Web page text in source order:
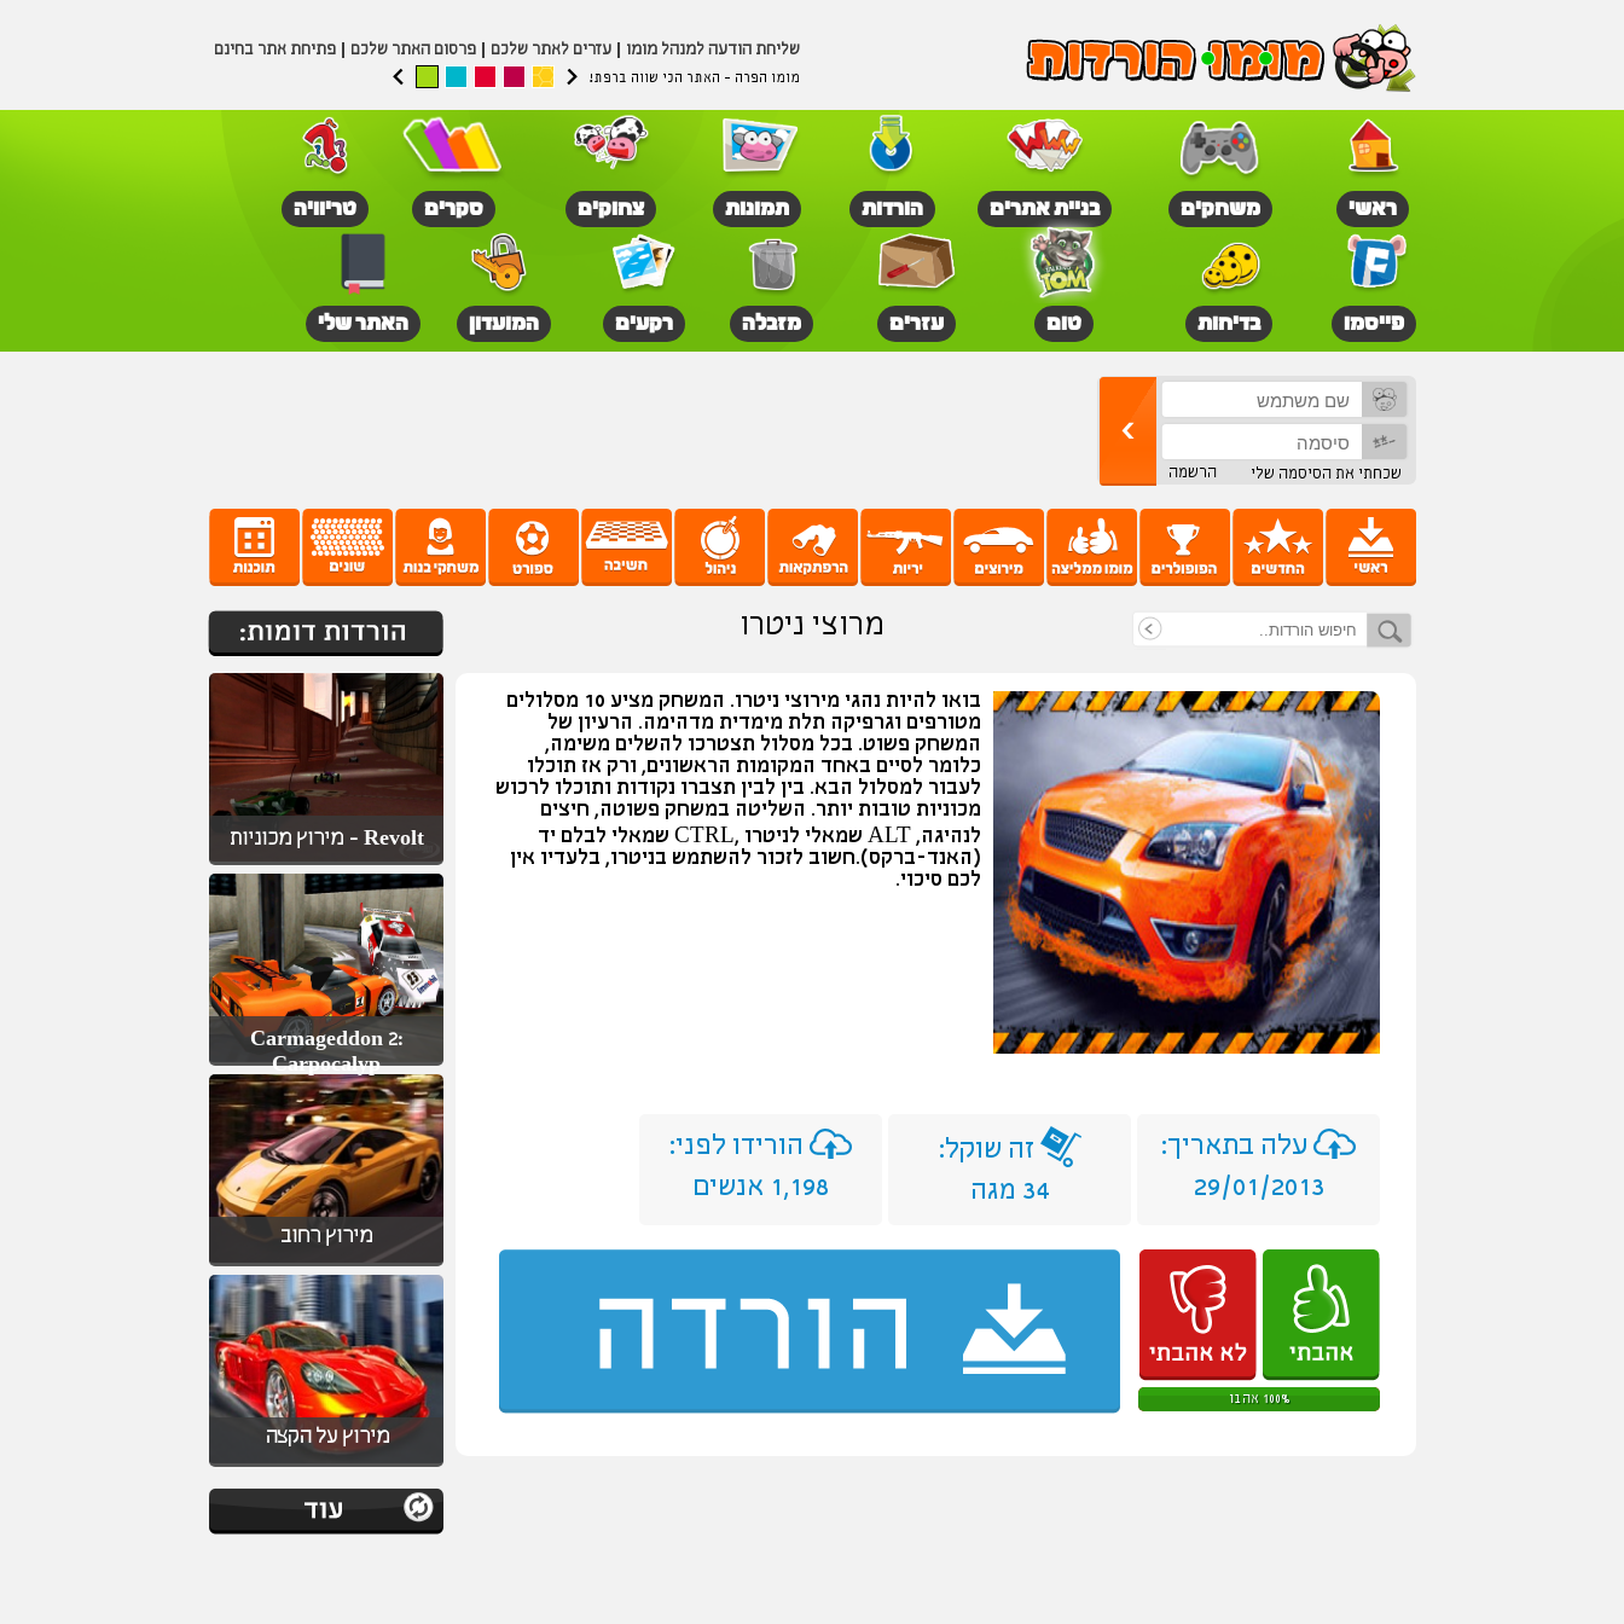
שליחת הודעה למנהל מומו עזרים לאתר שלכם פרסום האתר שלכם פתיחת אתר בחינם
מומו הפרה - האתר הכי שווה ברפת!
ראשי משחקים בניית אתרים הורדות תמונות צחוקים סקרים טריוויה
פייסמו בדיחות טום עזרים מזבלה רקעים המועדון האתר שלי
שכחתי את הסיסמה שלי הרשמה
מרוצי ניטרו
בואו להיות נהגי מירוצי ניטרו. המשחק מציע 10 מסלולים
מטורפים וגרפיקה תלת מימדית מדהימה. הרעיון של
המשחק פשוט. בכל מסלול תצטרכו להשלים משימה,
כלומר לסיים באחד המקומות הראשונים, ורק אז תוכלו
לעבור למסלול הבא. בין לבין תצברו נקודות ותוכלו לרכוש
מכוניות טובות יותר. השליטה במשחק פשוטה, חיצים
לנהיגה, ALT שמאלי לניטרו ,CTRL שמאלי לבלם יד
(האנד-ברקס).חשוב לזכור להשתמש בניטרו, בלעדיו אין
לכם סיכוי.
עלה בתאריך:
29/01/2013
זה שוקל:
34 מגה
הורידו לפני:
1,198 אנשים
100% אהבו
Revolt - מירוץ מכוניות
Carmageddon 2:
Carpocalyp
מירוץ רחוב
מירוץ על הקצה